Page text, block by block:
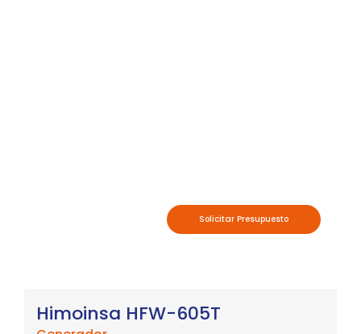
Solicitar Presupuesto
Himoinsa HFW-605T